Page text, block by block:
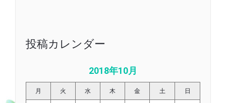
投稿カレンダー
2018年10月
月 火 水 木 金 土 日